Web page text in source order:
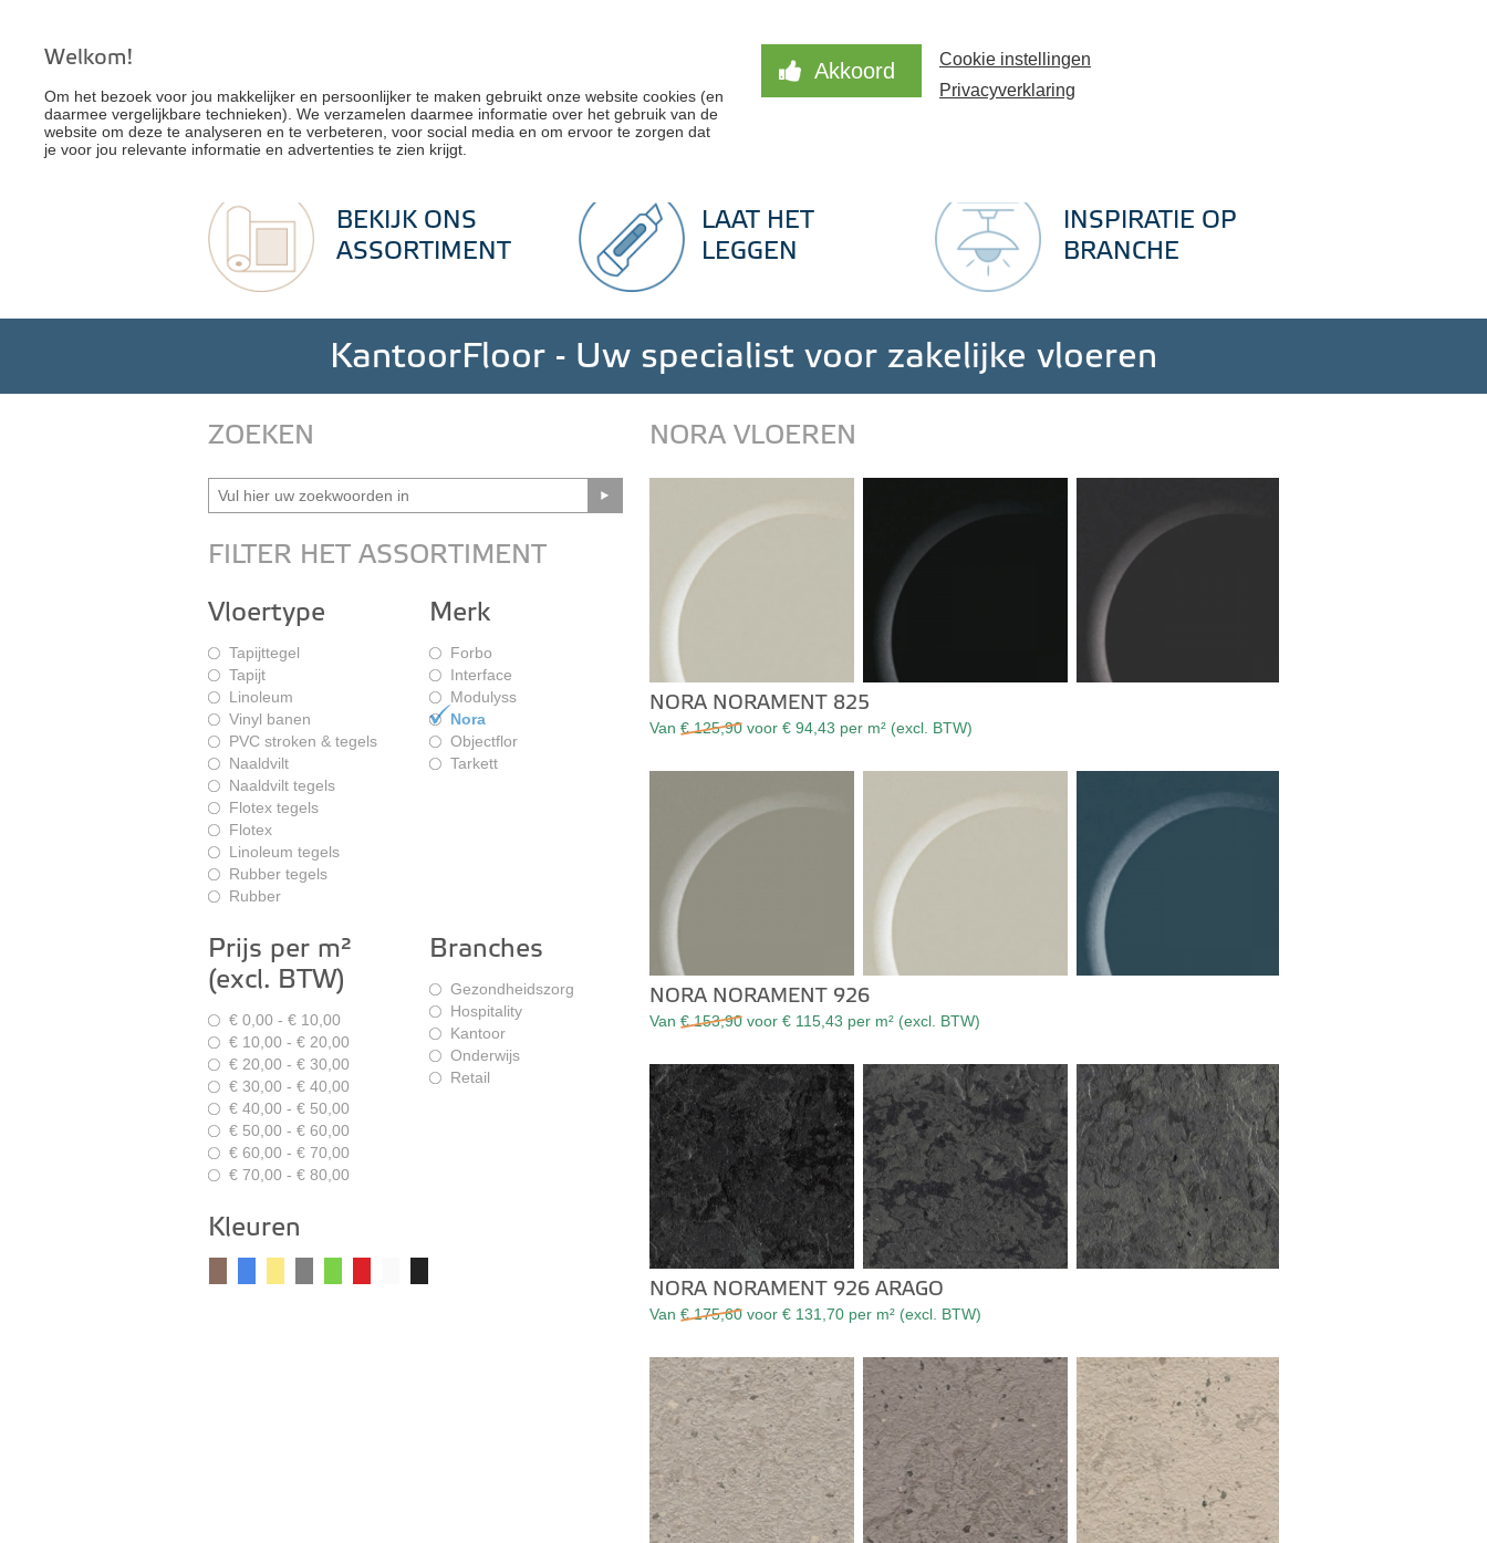
Welkom!
Om het bezoek voor jou makkelijker en persoonlijker te maken gebruikt onze website cookies (en
daarmee vergelijkbare technieken). We verzamelen daarmee informatie over het gebruik van de
website om deze te analyseren en te verbeteren, voor social media en om ervoor te zorgen dat
je voor jou relevante informatie en advertenties te zien krijgt.
Akkoord
Cookie instellingen
Privacyverklaring
Snel een offerte
Gratis stalen
078 - 699 13 77
BEKIJK ONS
ASSORTIMENT
LAAT HET
LEGGEN
INSPIRATIE OP
BRANCHE
KantoorFloor - Uw specialist voor zakelijke vloeren
ZOEKEN
FILTER HET ASSORTIMENT
Vloertype
Tapijttegel
Tapijt
Linoleum
Vinyl banen
PVC stroken & tegels
Naaldvilt
Naaldvilt tegels
Flotex tegels
Flotex
Linoleum tegels
Rubber tegels
Rubber
Merk
Forbo
Interface
Modulyss
Nora
Objectflor
Tarkett
Prijs per m²
(excl. BTW)
€ 0,00 - € 10,00
€ 10,00 - € 20,00
€ 20,00 - € 30,00
€ 30,00 - € 40,00
€ 40,00 - € 50,00
€ 50,00 - € 60,00
€ 60,00 - € 70,00
€ 70,00 - € 80,00
Branches
Gezondheidszorg
Hospitality
Kantoor
Onderwijs
Retail
Kleuren
NORA VLOEREN
NORA NORAMENT 825
Van€ 125,90 voor € 94,43 per m² (excl. BTW)
NORA NORAMENT 926
Van€ 153,90 voor € 115,43 per m² (excl. BTW)
NORA NORAMENT 926 ARAGO
Van€ 175,60 voor € 131,70 per m² (excl. BTW)